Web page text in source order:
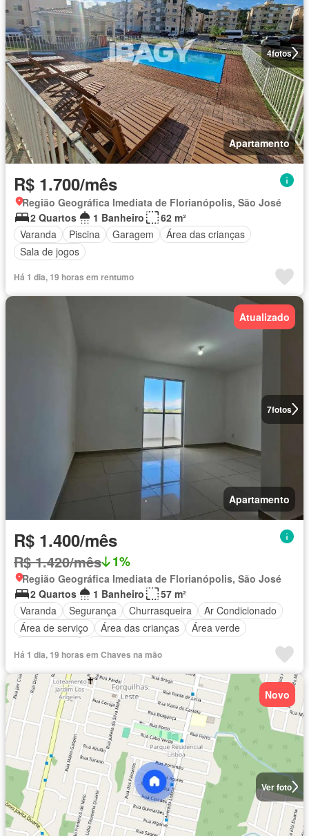
4fotos
Apartamento
R$ 1.700/mês
Região Geográfica Imediata de Florianópolis, São José
2 Quartos
1 Banheiro
62 m²
Varanda
Piscina Garagem
Área das crianças
Sala de jogos
Há 1 dia, 19 horas em rentumo
7fotos
Atualizado
Apartamento
R$ 1.400/mês
R$ 1.420/mês 1%
Região Geográfica Imediata de Florianópolis, São José
2 Quartos
1 Banheiro
57 m²
Varanda
Segurança Churrasqueira
Ar Condicionado
Área de serviço
Área das crianças
Área verde
Há 1 dia, 19 horas em Chaves na mão
Ver foto
Novo